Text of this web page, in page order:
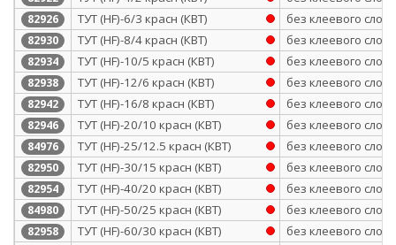
82926 ТУТ (HF)-6/3 красн (КВТ) без клеевого слоя
82930 ТУТ (HF)-8/4 красн (КВТ) без клеевого слоя
82934 ТУТ (HF)-10/5 красн (КВТ) без клеевого слоя
82938 ТУТ (HF)-12/6 красн (КВТ) без клеевого слоя
82942 ТУТ (HF)-16/8 красн (КВТ) без клеевого слоя
82946 ТУТ (HF)-20/10 красн (КВТ) без клеевого слоя
84976 ТУТ (HF)-25/12.5 красн (КВТ) без клеевого слоя
82950 ТУТ (HF)-30/15 красн (КВТ) без клеевого слоя
82954 ТУТ (HF)-40/20 красн (КВТ) без клеевого слоя
84980 ТУТ (HF)-50/25 красн (КВТ) без клеевого слоя
82958 ТУТ (HF)-60/30 красн (КВТ)
без клеевого слоя